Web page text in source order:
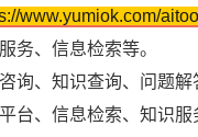
www.yumiok.com/
务、信息检索等。
询、知识查询、问题解
台、信息检索、知识服